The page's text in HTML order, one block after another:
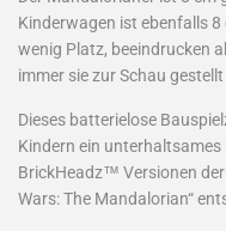
Kinderwagen ist ebenfalls
wenig Platz, beeindrucken
immer sie zur Schau
Dieses batterielose
Kindern ein
BrickHeadz™ Versionen
Wars: The Mandalorian“